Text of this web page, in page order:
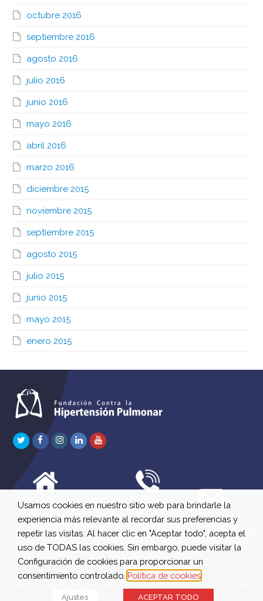
octubre 2016
septiembre 2016
agosto 2016
julio 2016
junio 2016
mayo 2016
abril 2016
marzo 2016
diciembre 2015
noviembre 2015
septiembre 2015
agosto 2015
julio 2015
junio 2015
mayo 2015
enero 2015
TwitterFacebook
Instagram
LinkedInYoutube
C/ Río Jordán 7 bajo
A 28981 Parla Madrid
647 630 515
661 73 42 04
613 22 15 27
info@fchp.es
© 2026 Fundación Contra la Hipertensión Pulmonar
Términos legales|Aviso Legal
privacidad|Política de cookies |Política de devoluciones y
Usamos cookies en nuestro sitio web para brindarle la
experiencia más relevante al recordar sus preferencias y
repetir las visitas. Al hacer clic en "Aceptar todo", acepta el
uso de TODAS las cookies. Sin embargo, puede visitar la
Configuración de cookies para proporcionar un
consentimiento controlado. Política de cookies
Ajustes ACEPTAR TODO